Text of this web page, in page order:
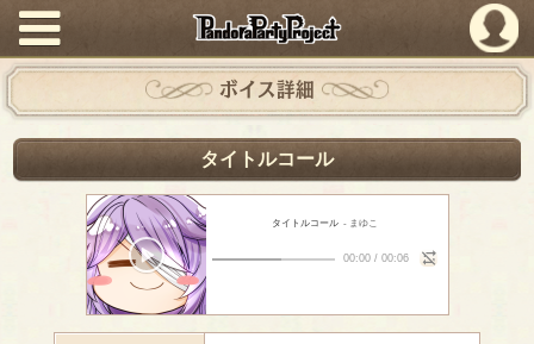
PandoraPartyProject
ボイス詳細
タイトルコール
タイトルコール - まゆこ
00:00/ 00:06